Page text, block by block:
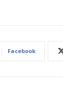
Facebook